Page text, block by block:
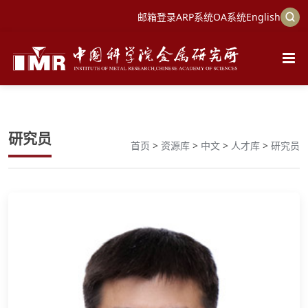
邮箱登录ARP系统OA系统English
研究员 首页 > 资源库 > 中文 > 人才库 > 研究员